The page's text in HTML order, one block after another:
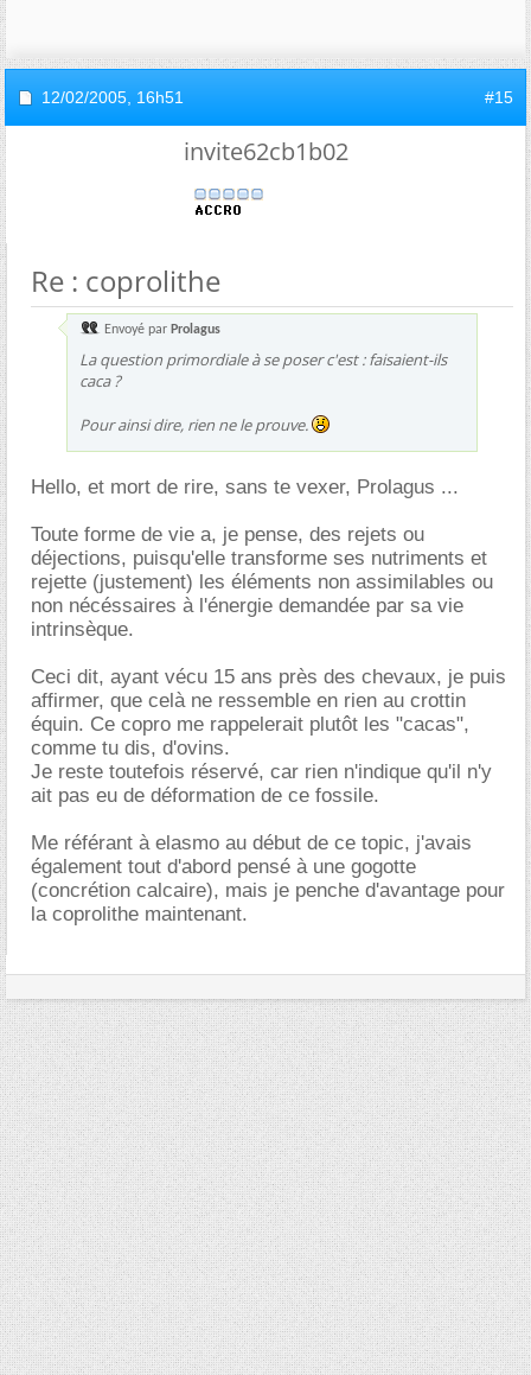
12/02/2005, 16h51 #15
invite62cb1b02
Re : coprolithe
Envoyé par Prolagus
La question primordiale à se poser c'est : faisaient-ils
caca ?
Pour ainsi dire, rien ne le prouve.
Hello, et mort de rire, sans te vexer, Prolagus ...
Toute forme de vie a, je pense, des rejets ou
déjections, puisqu'elle transforme ses nutriments et
rejette (justement) les éléments non assimilables ou
non nécéssaires à l'énergie demandée par sa vie
intrinsèque.
Ceci dit, ayant vécu 15 ans près des chevaux, je puis
affirmer, que celà ne ressemble en rien au crottin
équin. Ce copro me rappelerait plutôt les "cacas",
comme tu dis, d'ovins.
Je reste toutefois réservé, car rien n'indique qu'il n'y
ait pas eu de déformation de ce fossile.
Me référant à elasmo au début de ce topic, j'avais
également tout d'abord pensé à une gogotte
(concrétion calcaire), mais je penche d'avantage pour
la coprolithe maintenant.